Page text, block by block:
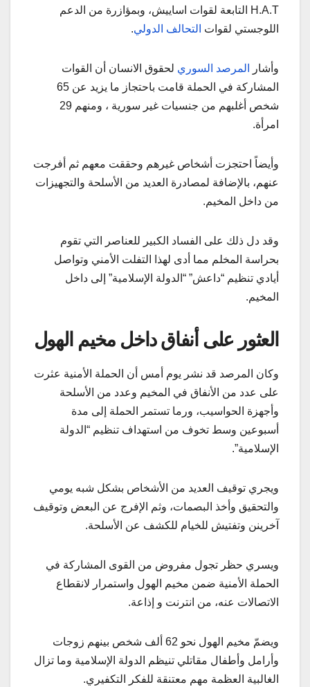
H.A.T التابعة لقوات اساييش، وبمؤازرة من الدعم
اللوجستي لقوات التحالف الدولي.
وأشار المرصد السوري لحقوق الانسان أن القوات
المشاركة في الحملة قامت باحتجاز ما يزيد عن 65
شخص أغلبهم من جنسيات غير سورية ، ومنهم 29
امرأة.
وأيضاً احتجزت أشخاص غيرهم وحققت معهم ثم أفرجت
عنهم، بالإضافة لمصادرة العديد من الأسلحة والتجهيزات
من داخل المخيم.
وقد دل ذلك على الفساد الكبير للعناصر التي تقوم
بحراسة المخلم مما أدى لهذا التفلت الأمني وتواصل
أيادي تنظيم “داعش” “الدولة الإسلامية” إلى داخل
المخيم.
العثور على أنفاق داخل مخيم الهول
وكان المرصد قد نشر يوم أمس أن الحملة الأمنية عثرت
على عدد من الأنفاق في المخيم وعدد من الأسلحة
وأجهزة الحواسيب، ورما تستمر الحملة إلى مدة
أسبوعين وسط تخوف من استهداف تنظيم “الدولة
الإسلامية”.
ويجري توقيف العديد من الأشخاص بشكل شبه يومي
والتحقيق وأخذ البصمات، وثم الإفرج عن البعض وتوقيف
آخرينن وتفتيش للخيام للكشف عن الأسلحة.
ويسري حظر تجول مفروض من القوى المشاركة في
الحملة الأمنية ضمن مخيم الهول واستمرار لانقطاع
الاتصالات عنه، من انترنت و إذاعة.
ويضمّ مخيم الهول نحو 62 ألف شخص بينهم زوجات
وأرامل وأطفال مقاتلي تنيظم الدولة الإسلامية وما تزال
الغالبية العظمة مهم معتنقة للفكر التكفيري.